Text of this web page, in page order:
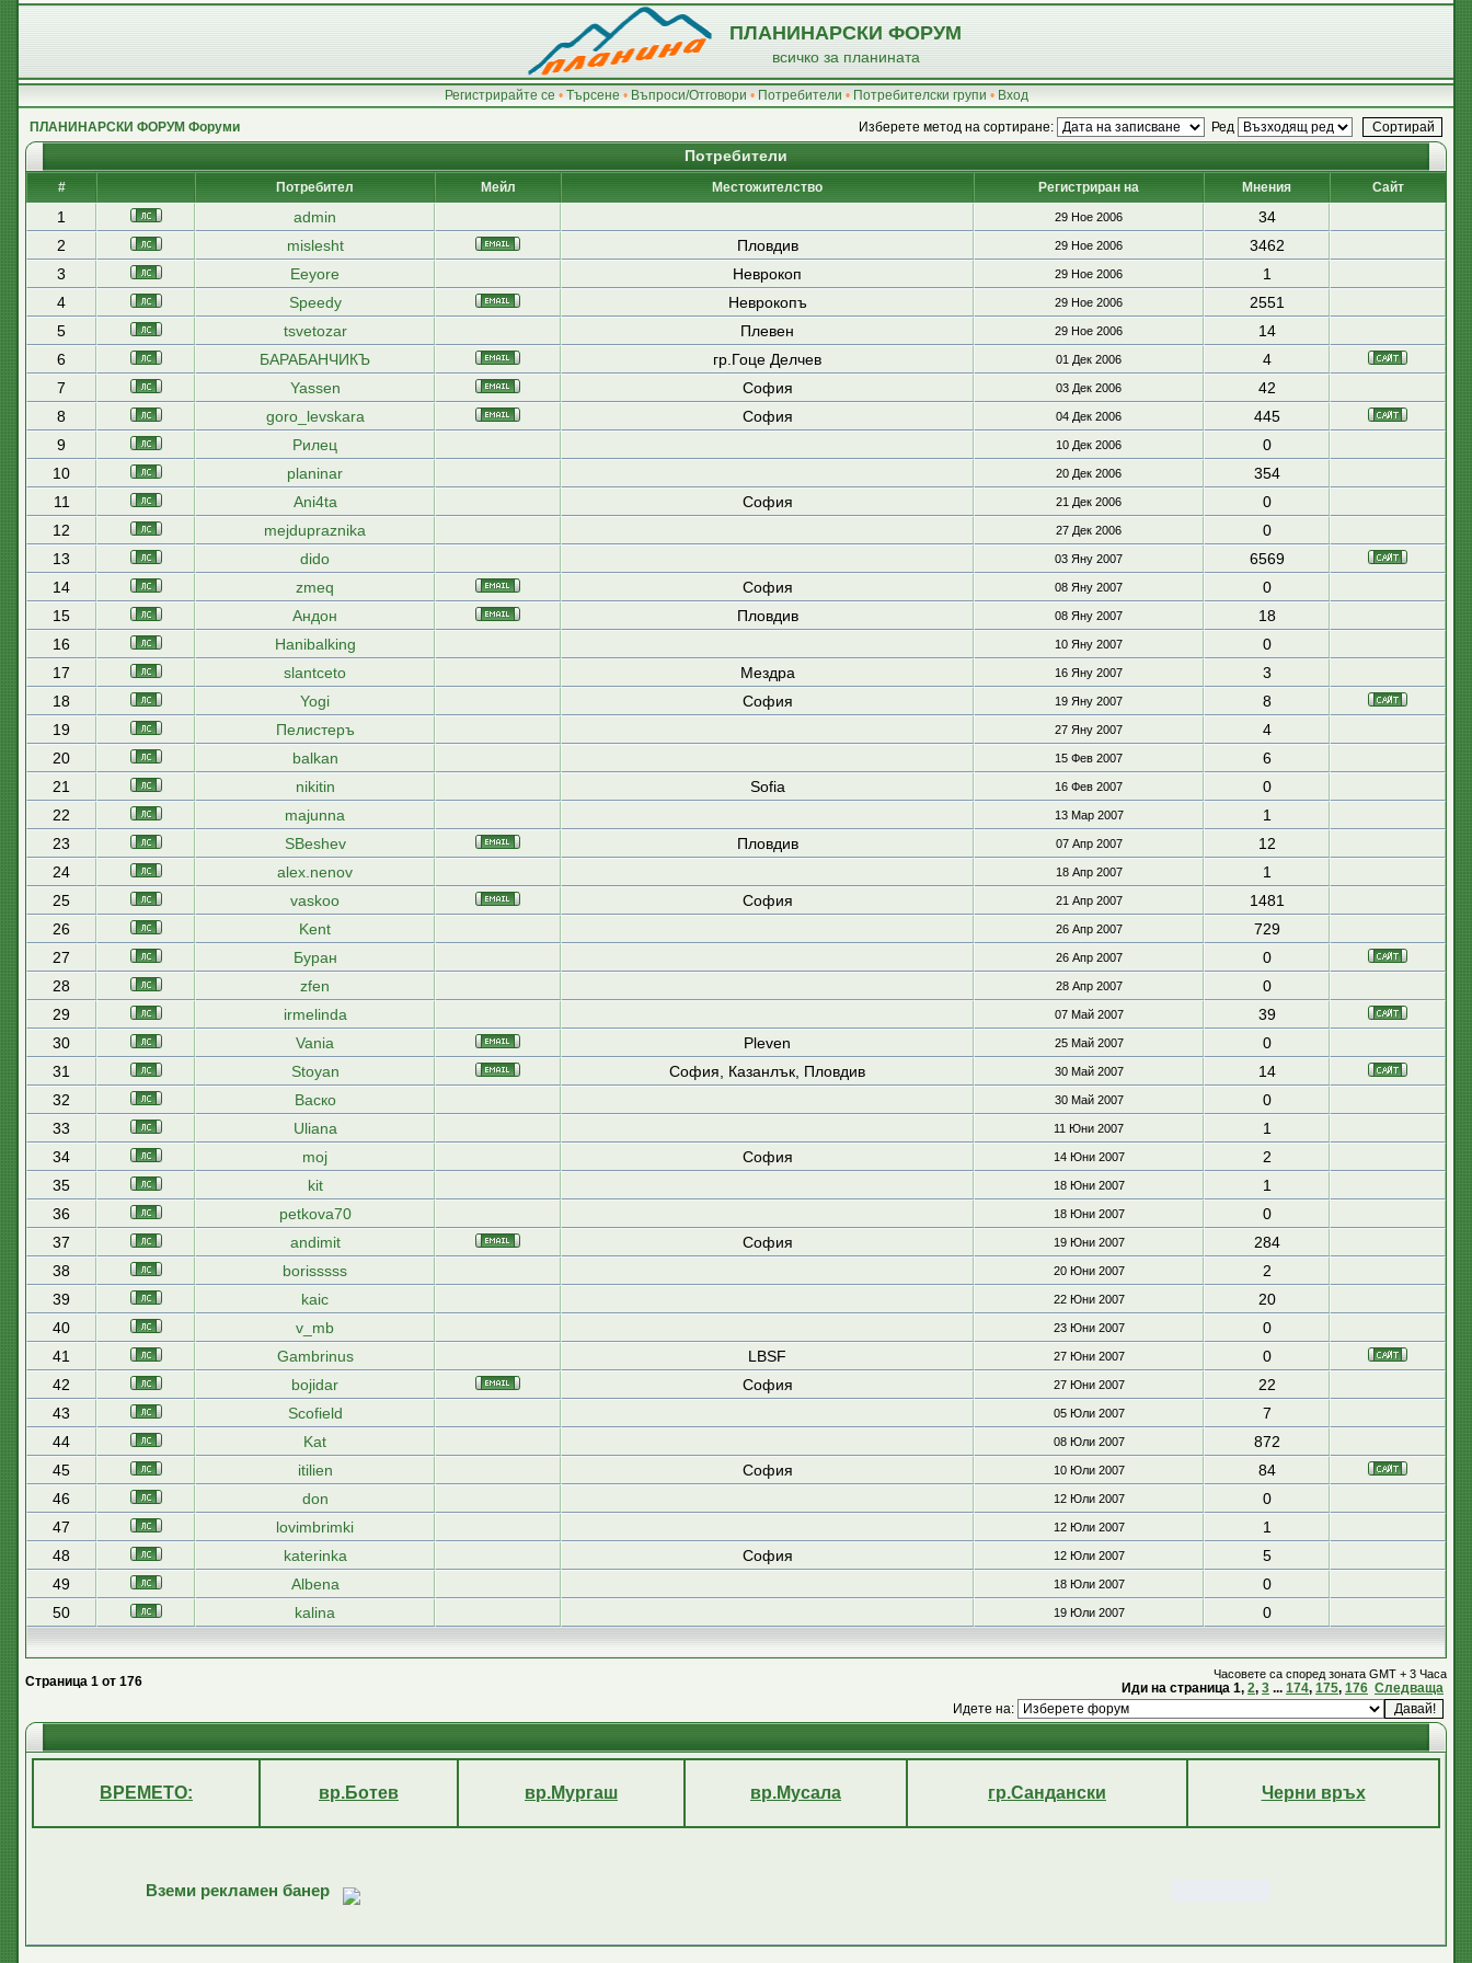
ПЛАНИНАРСКИ ФОРУМ
всичко за планината
Регистрирайте се • Търсене • Въпроси/Отговори • Потребители • Потребителски групи • Вход
ПЛАНИНАРСКИ ФОРУМ Форуми Изберете метод на сортиране: Ред
Потребители
# Потребител Мейл Местожителство Регистриран на Мнения Сайт
1 admin 29 Ное 2006
34
2
mislesht Пловдив 29 Ное 2006
3462
3
Eeyore Неврокоп 29 Ное 2006
1
4
Speedy Неврокопъ 29 Ное 2006
2551
5
tsvetozar Плевен 29 Ное 2006
14
6
БАРАБАНЧИКЪ гр.Гоце Делчев 01 Дек 2006
4
7
Yassen София 03 Дек 2006
42
8
goro_levskara София 04 Дек 2006
445
9
Рилец 10 Дек 2006
0
10
planinar 20 Дек 2006
354
11
Ani4ta София 21 Дек 2006
0
12
mejdupraznika 27 Дек 2006
0
13
dido 03 Яну 2007
6569
14
zmeq София 08 Яну 2007
0
15
Андон Пловдив 08 Яну 2007
18
16
Hanibalking 10 Яну 2007
0
17
slantceto Мездра 16 Яну 2007
3
18
Yogi София 19 Яну 2007
8
19
Пелистеръ 27 Яну 2007
4
20
balkan 15 Фев 2007
6
21
nikitin Sofia 16 Фев 2007
0
22
majunna 13 Мар 2007
1
23
SBeshev Пловдив 07 Апр 2007
12
24
alex.nenov 18 Апр 2007
1
25
vaskoo София 21 Апр 2007
1481
26
Kent 26 Апр 2007
729
27
Буран 26 Апр 2007
0
28
zfen 28 Апр 2007
0
29
irmelinda 07 Май 2007
39
30
Vania Pleven 25 Май 2007
0
31
Stoyan София, Казанлък, Пловдив 30 Май 2007
14
32
Васко 30 Май 2007
0
33
Uliana 11 Юни 2007
1
34
moj София 14 Юни 2007
2
35
kit 18 Юни 2007
1
36
petkova70 18 Юни 2007
0
37
andimit София 19 Юни 2007
284
38
borisssss 20 Юни 2007
2
39
kaic 22 Юни 2007
20
40
v_mb 23 Юни 2007
0
41
Gambrinus LBSF 27 Юни 2007
0
42
bojidar София 27 Юни 2007
22
43
Scofield 05 Юли 2007
7
44
Kat 08 Юли 2007
872
45
itilien София 10 Юли 2007
84
46
don 12 Юли 2007
0
47
lovimbrimki 12 Юли 2007
1
48
katerinka София 12 Юли 2007
5
49
Albena 18 Юли 2007
0
50
kalina 19 Юли 2007 0
Страница 1 от 176 Часовете са според зоната GMT + 3 Часа
Иди на страница 1, 2, 3 ... 174, 175, 176 Следваща
Идете на:
ВРЕМЕТО: вр.Ботев вр.Мургаш вр.Мусала гр.Сандански Черни връх
Вземи рекламен банер